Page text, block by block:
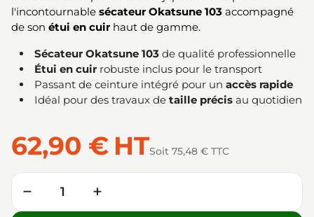
l'incontournable sécateur Okatsune 103 accompagné
de son étui en cuirhaut de gamme.
Sécateur Okatsune 103 de qualité professionnelle
Étui en cuir robuste inclus pour le transport
Passant de ceinture intégré pour un accès rapide
Idéal pour des travaux de taille précis au quotidien
62,90 € HTSoit 75,48 € TTC
Quantité
− +